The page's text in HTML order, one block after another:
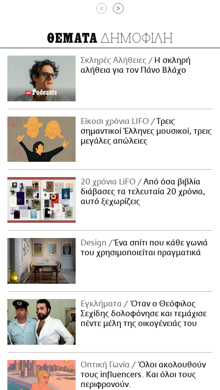
< >
ΘΕΜΑΤΑ ΔΗΜΟΦΙΛΗ
Σκληρές Αλήθειες
H σκληρή
αλήθεια για τον Πάνο Βλάχο
Είκοσι χρόνια LIFO
Tρεις
σημαντικοί Έλληνες μουσικοί, τρεις
μεγάλες απώλειες
20 χρόνια LiFO
Από όσα βιβλία
διάβασες τα τελευταία 20 χρόνια,
αυτό ξεχωρίζεις
Design
Ένα σπίτι που κάθε γωνιά
του χρησιμοποιείται πραγματικά
Εγκλήματα
Όταν ο Θεόφιλος
Σεχίδης δολοφόνησε και τεμάχισε
πέντε μέλη της οικογένειάς του
Οπτική Γωνία
Όλοι ακολουθούν
τους influencers. Και όλοι τους
περιφρονούν.